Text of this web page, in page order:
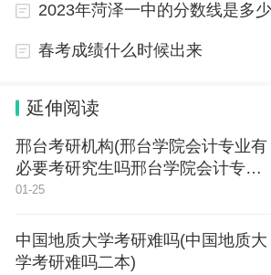
校名称 主管部门 所在地 备注 长春
源市 公办 四平职业大学 吉林省 四
车工业高等专科学校 吉林省 长春
高等专科学校 吉林省 长春市 公办
吉林省 长春市 公办 长春东方职业
2023年菏泽一中的分数线是多少
春考成绩什么时候出来
延伸阅读
邢台考研机构(邢台学院会计专业有
必要考研究生吗邢台学院会计专业
考研报哪些学校)
01-25
中国地质大学考研难吗(中国地质大
学考研难吗二本)